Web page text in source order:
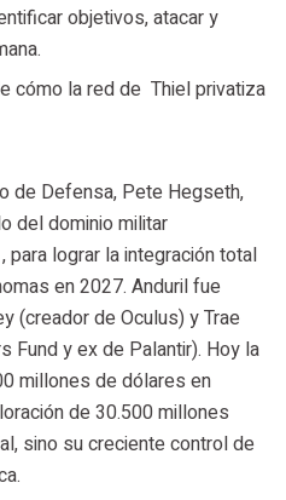
objetivos, atacar y
cómo la red de Thiel privatiza
de Defensa, Pete Hegseth,
del dominio militar
lograr la integración total
en 2027. Anduril fue
(creador de Oculus) y Trae
Fund y ex de Palantir). Hoy la
millones de dólares en
de 30.500 millones
sino su creciente control de